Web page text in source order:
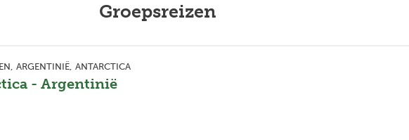
Groepsreizen
ARGENTINIË ANTARCTICA
- Argentinië